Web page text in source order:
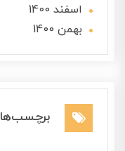
اسفند 1400
بهمن 1400
برچسب‌ها